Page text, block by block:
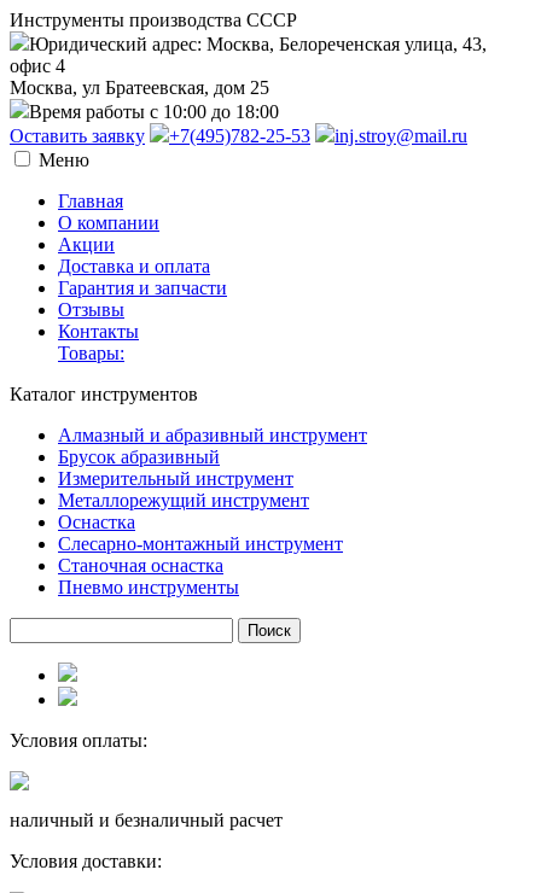
Инструменты производства СССР
Юридический адрес: Москва, Белореченская улица, 43,
офис 4
Москва, ул Братеевская, дом 25
Время работы с 10:00 до 18:00
Оставить заявку
+7(495)782-25-53
inj.stroy@mail.ru
Меню
Главная
О компании
Акции
Доставка и оплата
Гарантия и запчасти
Отзывы
Контакты
Товары:
Каталог инструментов
Алмазный и абразивный инструмент
Брусок абразивный
Измерительный инструмент
Металлорежущий инструмент
Оснастка
Слесарно-монтажный инструмент
Станочная оснастка
Пневмо инструменты
Условия оплаты:
наличный и безналичный расчет
Условия доставки: